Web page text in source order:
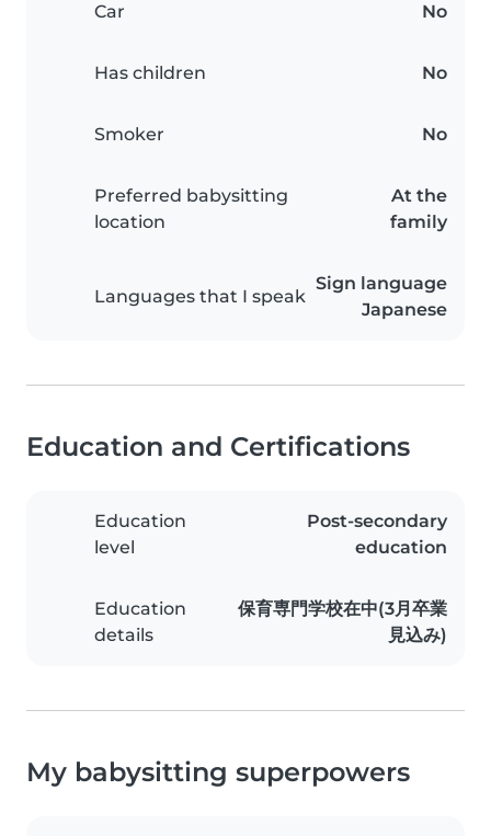
Car No
Has children No
Smoker No
Preferred babysitting
location
At the
family
Languages that I speak
Sign language
Japanese
Education and Certifications
Education
level
Post-secondary
education
Education
details
保育専門学校在中(3月卒業
見込み)
My babysitting superpowers